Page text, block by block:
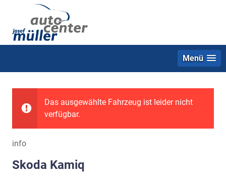
Menü
Das ausgewählte Fahrzeug ist leider nicht
verfügbar.
info
Skoda Kamiq